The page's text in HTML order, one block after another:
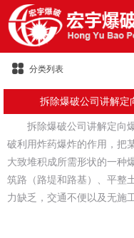
分类列表
拆除爆破公司讲解定
拆除爆破公司讲解定向
破利用炸药爆炸的作用，把
大致堆积成所需形状的一种
筑路（路堤和路基）、平整
力缺乏，交通不便以及无施